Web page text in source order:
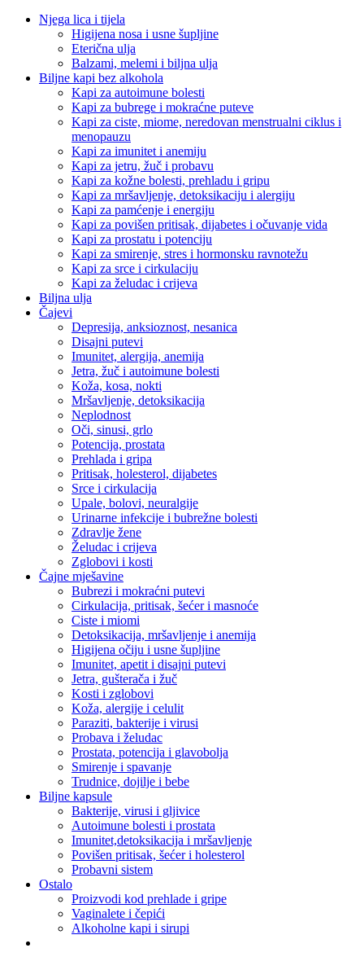
Njega lica i tijela
Higijena nosa i usne šupljine
Eterična ulja
Balzami, melemi i biljna ulja
Biljne kapi bez alkohola
Kapi za autoimune bolesti
Kapi za bubrege i mokraćne puteve
Kapi za ciste, miome, neredovan menstrualni ciklus i
menopauzu
Kapi za imunitet i anemiju
Kapi za jetru, žuč i probavu
Kapi za kožne bolesti, prehladu i gripu
Kapi za mršavljenje, detoksikaciju i alergiju
Kapi za pamćenje i energiju
Kapi za povišen pritisak, dijabetes i očuvanje vida
Kapi za prostatu i potenciju
Kapi za smirenje, stres i hormonsku ravnotežu
Kapi za srce i cirkulaciju
Kapi za želudac i crijeva
Biljna ulja
Čajevi
Depresija, anksioznost, nesanica
Disajni putevi
Imunitet, alergija, anemija
Jetra, žuč i autoimune bolesti
Koža, kosa, nokti
Mršavljenje, detoksikacija
Neplodnost
Oči, sinusi, grlo
Potencija, prostata
Prehlada i gripa
Pritisak, holesterol, dijabetes
Srce i cirkulacija
Upale, bolovi, neuralgije
Urinarne infekcije i bubrežne bolesti
Zdravlje žene
Želudac i crijeva
Zglobovi i kosti
Čajne mješavine
Bubrezi i mokraćni putevi
Cirkulacija, pritisak, šećer i masnoće
Ciste i miomi
Detoksikacija, mršavljenje i anemija
Higijena očiju i usne šupljine
Imunitet, apetit i disajni putevi
Jetra, gušterača i žuč
Kosti i zglobovi
Koža, alergije i celulit
Paraziti, bakterije i virusi
Probava i želudac
Prostata, potencija i glavobolja
Smirenje i spavanje
Trudnice, dojilje i bebe
Biljne kapsule
Bakterije, virusi i gljivice
Autoimune bolesti i prostata
Imunitet,detoksikacija i mršavljenje
Povišen pritisak, šećer i holesterol
Probavni sistem
Ostalo
Proizvodi kod prehlade i gripe
Vaginalete i čepići
Alkoholne kapi i sirupi